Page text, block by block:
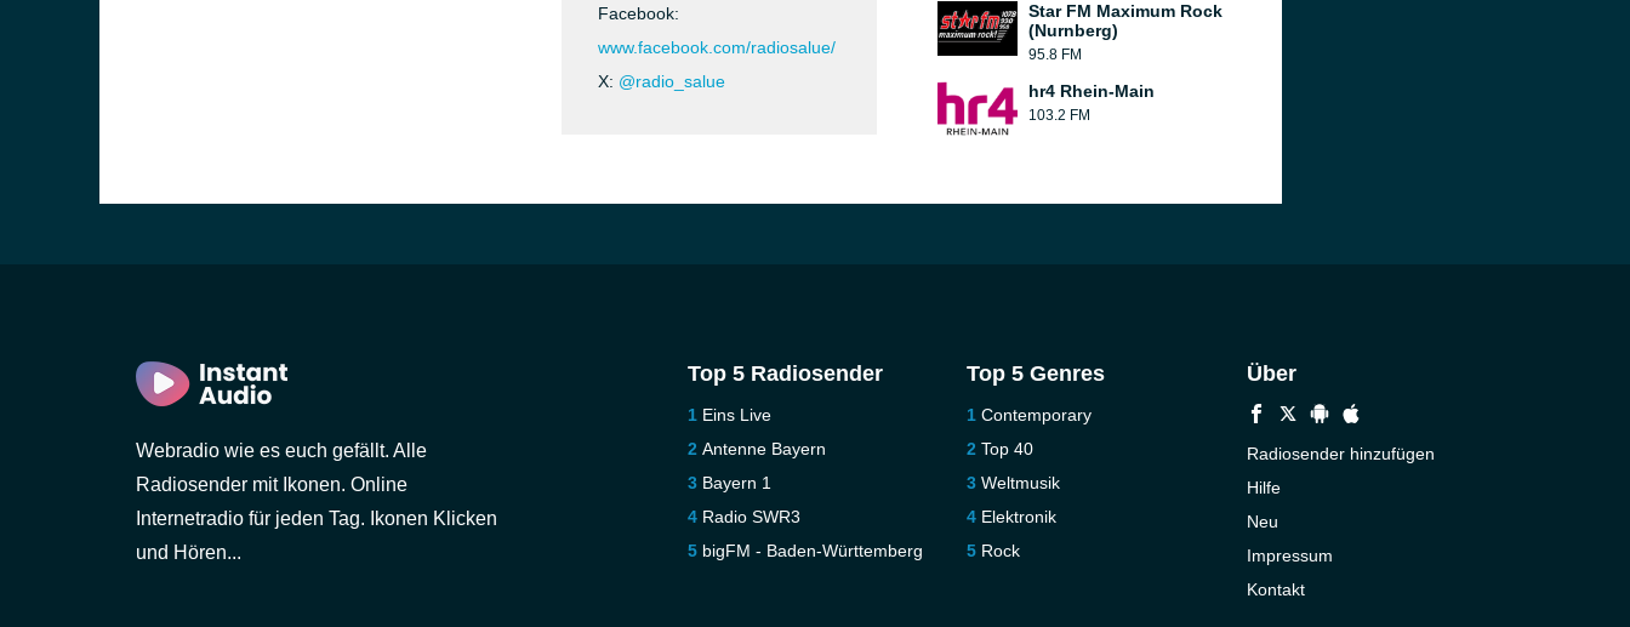
Facebook:
www.facebook.com/radiosalue/
X: @radio_salue
Star FM Maximum Rock
(Nurnberg)
95.8 FM
hr4 Rhein-Main
103.2 FM
Webradio wie es euch gefällt. Alle
Radiosender mit Ikonen. Online
Internetradio für jeden Tag. Ikonen Klicken
und Hören...
Top 5 Radiosender
Eins Live
Antenne Bayern
Bayern 1
Radio SWR3
bigFM - Baden-Württemberg
Top 5 Genres
Contemporary
Top 40
Weltmusik
Elektronik
Rock
Über
Radiosender hinzufügen
Hilfe
Neu
Impressum
Kontakt